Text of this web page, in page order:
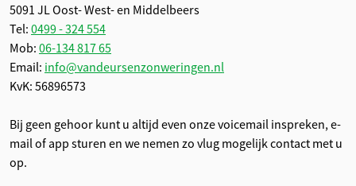
5091 JL Oost- West- en Middelbeers
Tel: 0499 - 324 554
Mob: 06-134 817 65
Email: info@vandeursenzonweringen.nl
KvK: 56896573
Bij geen gehoor kunt u altijd even onze voicemail inspreken, e-
mail of app sturen en we nemen zo vlug mogelijk contact met u
op.